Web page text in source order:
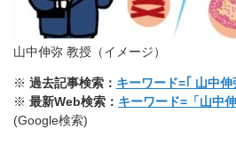
山中伸弥 教授（イメージ）
※ 過去記事検索： キーワード=｢ 山中伸
※ 最新Web検索： キーワード=「山中
(Google検索)